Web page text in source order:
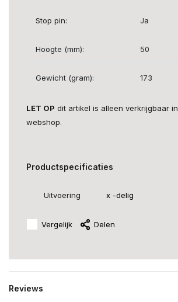
Stop pin: Ja
Hoogte (mm): 50
Gewicht (gram): 173
LET OP dit artikel is alleen verkrijgbaar
webshop.
Productspecificaties
Uitvoering x -delig
Vergelijk Delen
Reviews